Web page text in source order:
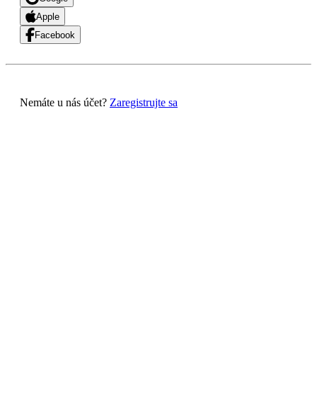
Apple
Facebook
Nemáte u nás účet? Zaregistrujte sa